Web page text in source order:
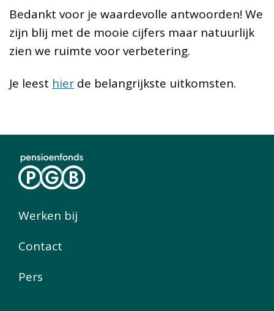
Bedankt voor je waardevolle antwoorden! We
zijn blij met de mooie cijfers maar natuurlijk
zien we ruimte voor verbetering.
Je leest hier de belangrijkste uitkomsten.
Werken bij
Contact
Pers